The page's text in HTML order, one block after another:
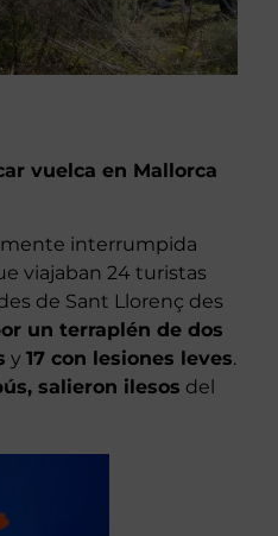
interrumpida
viajaban 24 turistas
de Sant Llorenç des
un terraplén de dos